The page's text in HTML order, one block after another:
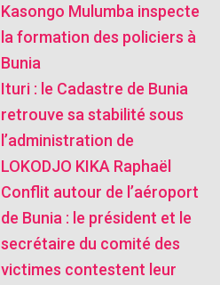
Kasongo Mulumba inspecte
la formation des policiers à
Bunia
Ituri : le Cadastre de Bunia
retrouve sa stabilité sous
l’administration de
LOKODJO KIKA Raphaël
Conflit autour de l’aéroport
de Bunia : le président et le
secrétaire du comité des
victimes contestent leur